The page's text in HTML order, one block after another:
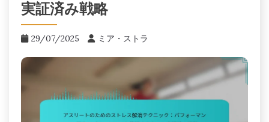
実証済み戦略
29/07/2025 ミア・ストラ